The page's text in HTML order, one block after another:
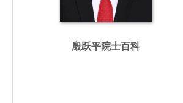
殷跃平院士百科